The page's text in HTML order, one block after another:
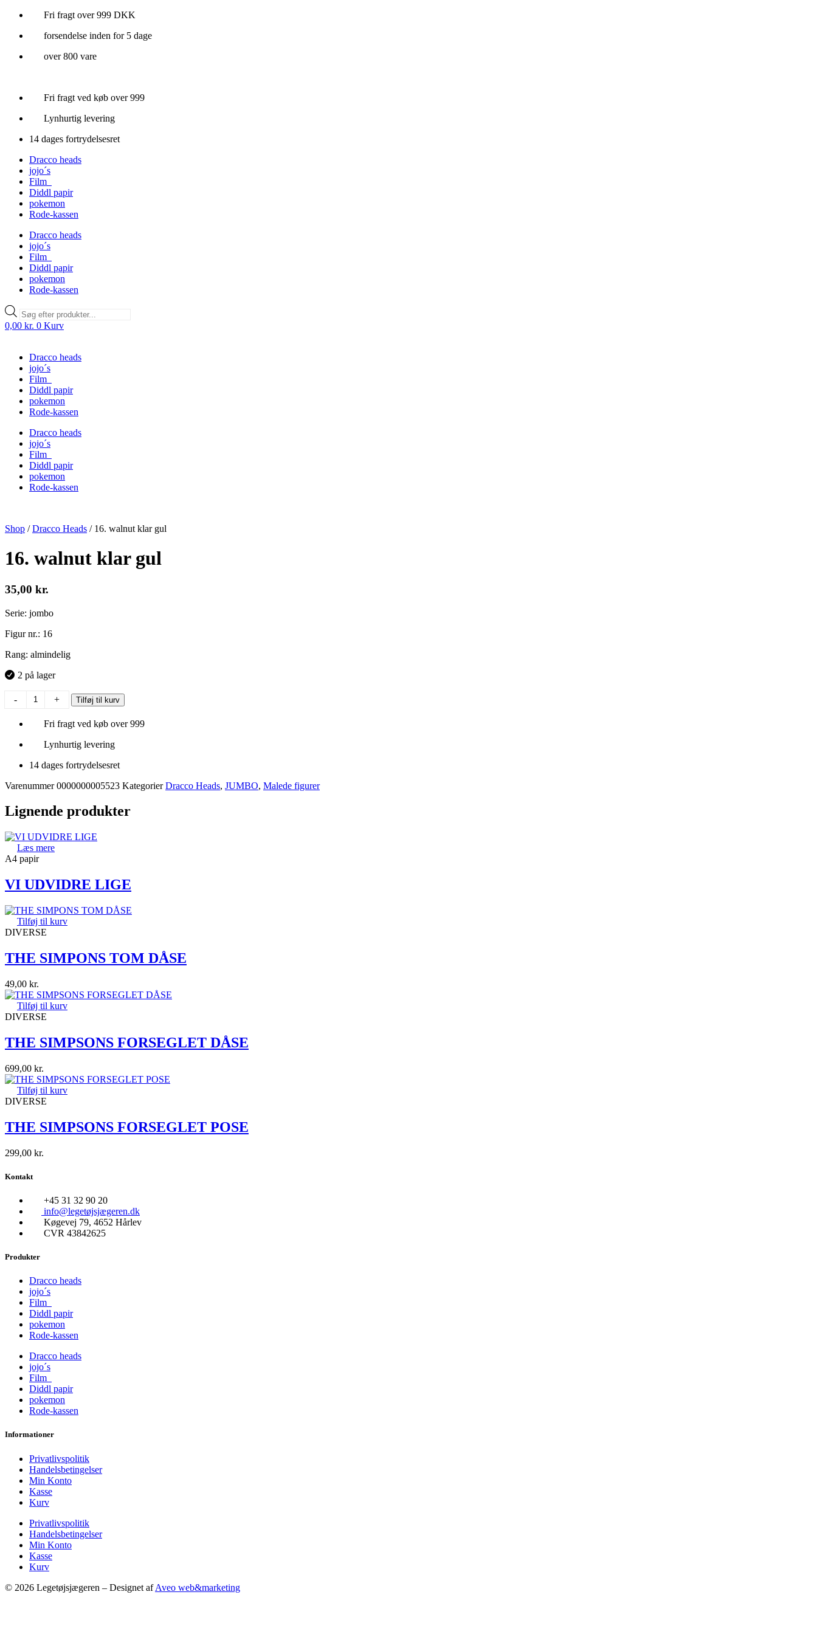
Videre
indhold
Fri fragt over 999 DKK
forsendelse inden for 5 dage
over 800 vare
Fri fragt ved køb over 999
Lynhurtig levering
14 dages fortrydelsesret
Dracco heads
jojo´s
Film
Diddl papir
pokemon
Rode-kassen
Dracco heads
jojo´s
Film
Diddl papir
pokemon
Rode-kassen
Products
search
0,00 kr. 0 Kurv
Dracco heads
jojo´s
Film
Diddl papir
pokemon
Rode-kassen
Dracco heads
jojo´s
Film
Diddl papir
pokemon
Rode-kassen
Shop /Dracco Heads / 16. walnut klar gul
16. walnut klar gul
35,00 kr.
Serie: jombo
Figur nr.: 16
Rang: almindelig
2 på lager
- + Tilføj til kurv
Fri fragt ved køb over 999
Lynhurtig levering
14 dages fortrydelsesret
Varenummer0000000005523 Kategorier Dracco Heads, JUMBO, Malede figurer
Lignende produkter
Læs mere
A4 papir
VI UDVIDRE LIGE
Tilføj til kurv
DIVERSE
THE SIMPONS TOM DÅSE
49,00 kr.
Tilføj til kurv
DIVERSE
THE SIMPSONS FORSEGLET DÅSE
699,00 kr.
Tilføj til kurv
DIVERSE
THE SIMPSONS FORSEGLET POSE
299,00 kr.
Kontakt
+45 31 32 90 20
info@legetøjsjægeren.dk
Køgevej 79, 4652 Hårlev
CVR 43842625
Produkter
Dracco heads
jojo´s
Film
Diddl papir
pokemon
Rode-kassen
Dracco heads
jojo´s
Film
Diddl papir
pokemon
Rode-kassen
Informationer
Privatlivspolitik
Handelsbetingelser
Min Konto
Kasse
Kurv
Privatlivspolitik
Handelsbetingelser
Min Konto
Kasse
Kurv
© 2026 Legetøjsjægeren – Designet afAveo web&marketing